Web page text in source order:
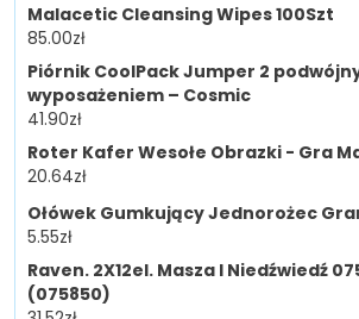
Malacetic Cleansing Wipes 100Szt
85.00zł
Piórnik CoolPack Jumper 2
wyposażeniem – Cosmic
41.90zł
Roter Kafer Wesołe Obrazki - Gra
20.64zł
Ołówek Gumkujący Jednorożec
5.55zł
Raven. 2X12el. Masza I Niedźwiedź
(075850)